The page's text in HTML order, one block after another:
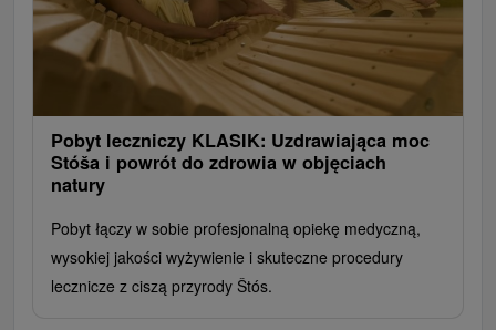
Pobyt leczniczy KLASIK: Uzdrawiająca moc
Stóša i powrót do zdrowia w objęciach
natury
Pobyt łączy w sobie profesjonalną opiekę medyczną,
wysokiej jakości wyżywienie i skuteczne procedury
lecznicze z ciszą przyrody Štós.